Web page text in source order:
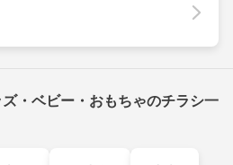
・ベビー・おもちゃのチラシ一